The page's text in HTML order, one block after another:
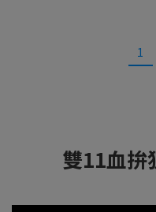
1
雙11血拚